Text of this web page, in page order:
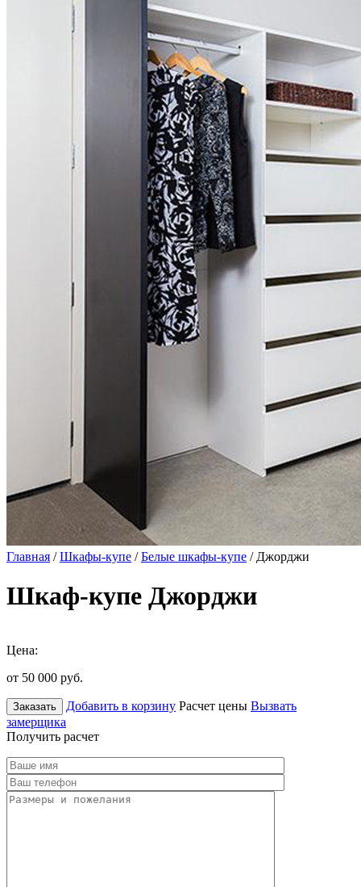
Главная /Шкафы-купе /Белые шкафы-купе / Джорджи
Шкаф-купе Джорджи
Цена:
от 50 000 руб.
Заказать Добавить в корзину Расчет цены Вызвать
замерщика
Получить расчет